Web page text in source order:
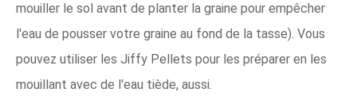
mouiller le sol avant de planter la graine pour empêcher
l'eau de pousser votre graine au fond de la tasse). Vous
pouvez utiliser les Jiffy Pellets pour les préparer en les
mouillant avec de l'eau tiède, aussi.